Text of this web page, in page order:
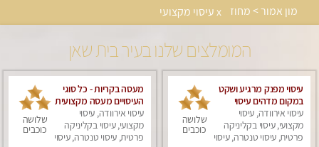
מון אמור > מחוז x עיסוי מקצועי
המומלצים שלנו בעיר בית שאן
עיסוי מפנק מרגיע ושקט
במקום מדהים עיסוי
מושקע מאוד לכל שרירי
הגוף...מומלץ!! פרטי !!+
לזוגות
עיסוי אירוודה, עיסוי
מקצועי, עיסוי בקליניקה
פרטית, עיסוי טנטרה, עיסוי
שלושה
כוכבים
מעסה בקריות - כל סוגי
העיסויים מעסה מקצועית
ואיכותית פרטי!!!
עיסוי אירוודה, עיסוי
מקצועי, עיסוי בקליניקה
פרטית, עיסוי טנטרה, עיסוי
שלושה
כוכבים